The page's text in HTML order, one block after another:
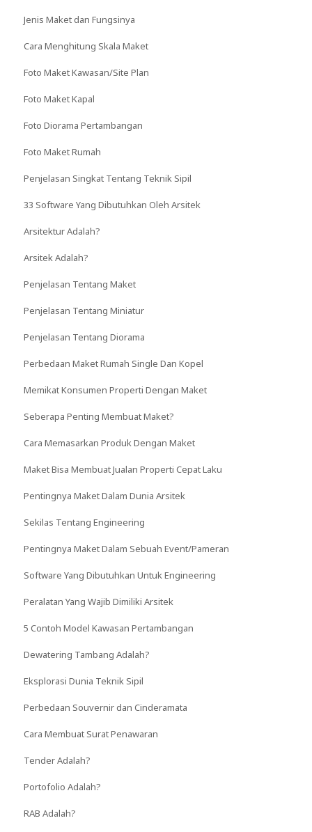
Jenis Maket dan Fungsinya
Cara Menghitung Skala Maket
Foto Maket Kawasan/Site Plan
Foto Maket Kapal
Foto Diorama Pertambangan
Foto Maket Rumah
Penjelasan Singkat Tentang Teknik Sipil
33 Software Yang Dibutuhkan Oleh Arsitek
Arsitektur Adalah?
Arsitek Adalah?
Penjelasan Tentang Maket
Penjelasan Tentang Miniatur
Penjelasan Tentang Diorama
Perbedaan Maket Rumah Single Dan Kopel
Memikat Konsumen Properti Dengan Maket
Seberapa Penting Membuat Maket?
Cara Memasarkan Produk Dengan Maket
Maket Bisa Membuat Jualan Properti Cepat Laku
Pentingnya Maket Dalam Dunia Arsitek
Sekilas Tentang Engineering
Pentingnya Maket Dalam Sebuah Event/Pameran
Software Yang Dibutuhkan Untuk Engineering
Peralatan Yang Wajib Dimiliki Arsitek
5 Contoh Model Kawasan Pertambangan
Dewatering Tambang Adalah?
Eksplorasi Dunia Teknik Sipil
Perbedaan Souvernir dan Cinderamata
Cara Membuat Surat Penawaran
Tender Adalah?
Portofolio Adalah?
RAB Adalah?